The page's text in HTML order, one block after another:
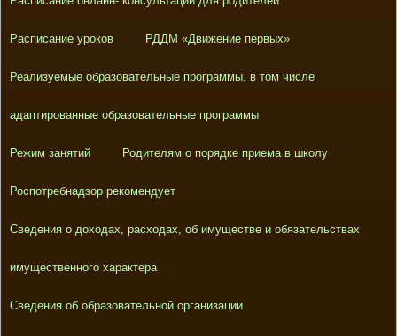
Расписание уроков РДДМ «Движение первых»
Реализуемые образовательные программы, в том числе
адаптированные образовательные программы
Режим занятий Родителям о порядке приема в школу
Роспотребнадзор рекомендует
Сведения о доходах, расходах, об имуществе и обязательствах
имущественного характера
Сведения об образовательной организации